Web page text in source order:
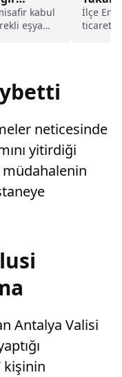
kabul
eşya
İlçe
neticesinde
yitirdiği
müdahalenin
Antalya Valisi
kişinin